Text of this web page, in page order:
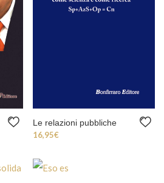
Le relazioni pubbliche
16,95€